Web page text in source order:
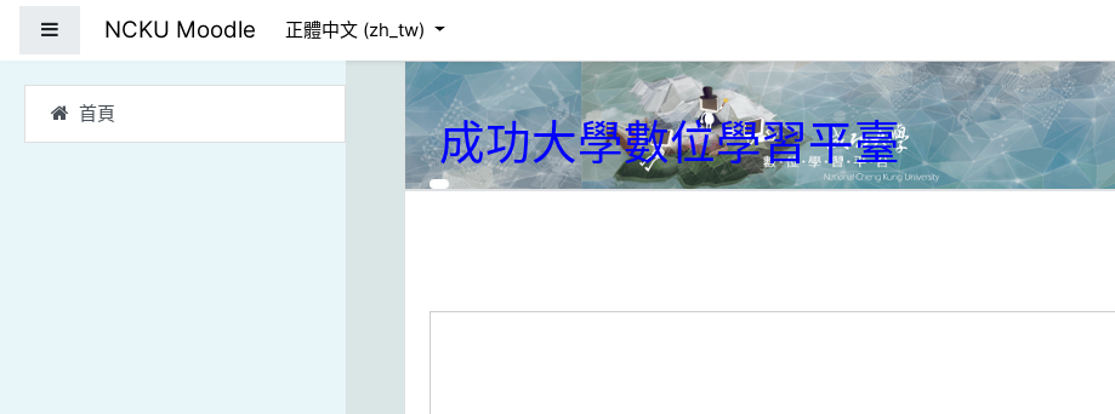
首頁
NCKU Moodle 正體中文 ‎(zh_tw)‎
成功大學數位學習平臺